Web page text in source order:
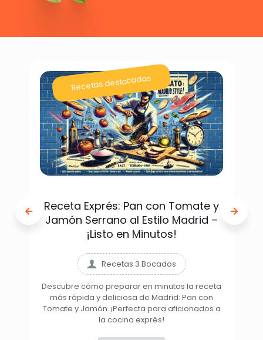
Recetas destacadas
Receta Exprés: Pan con Tomate y
Jamón Serrano al Estilo Madrid –
¡Listo en Minutos!
Recetas 3 Bocados
Descubre cómo preparar en minutos la receta
más rápida y deliciosa de Madrid: Pan con
Tomate y Jamón. ¡Perfecta para aficionados a
la cocina exprés!